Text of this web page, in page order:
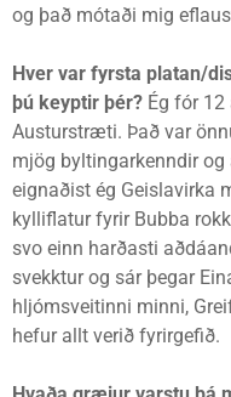
og það mótaði mig
Hver var fyrsta platan/
þú keyptir þér? Ég fór
Austurstræti. Það var
mjög byltingarkenndir
eignaðist ég Geislavirka
kylliflatur fyrir Bubba
svo einn harðasti
svekktur og sár þegar
hljómsveitinni minni,
hefur allt verið fyrirgefið.